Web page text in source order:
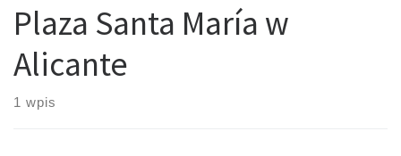
Plaza Santa María w
Alicante
1 wpis